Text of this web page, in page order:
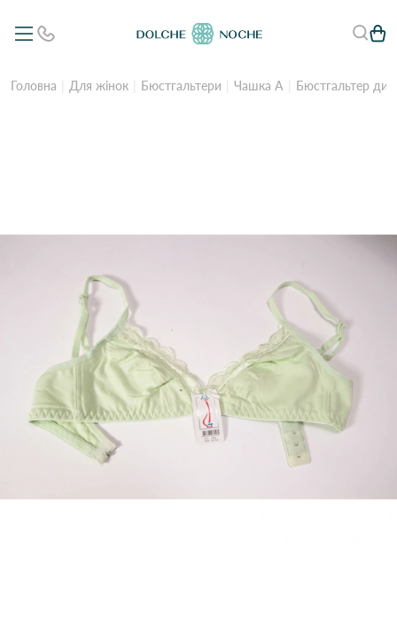
Головна Для жінок Бюстгальтери Чашка А Бюстгальтер